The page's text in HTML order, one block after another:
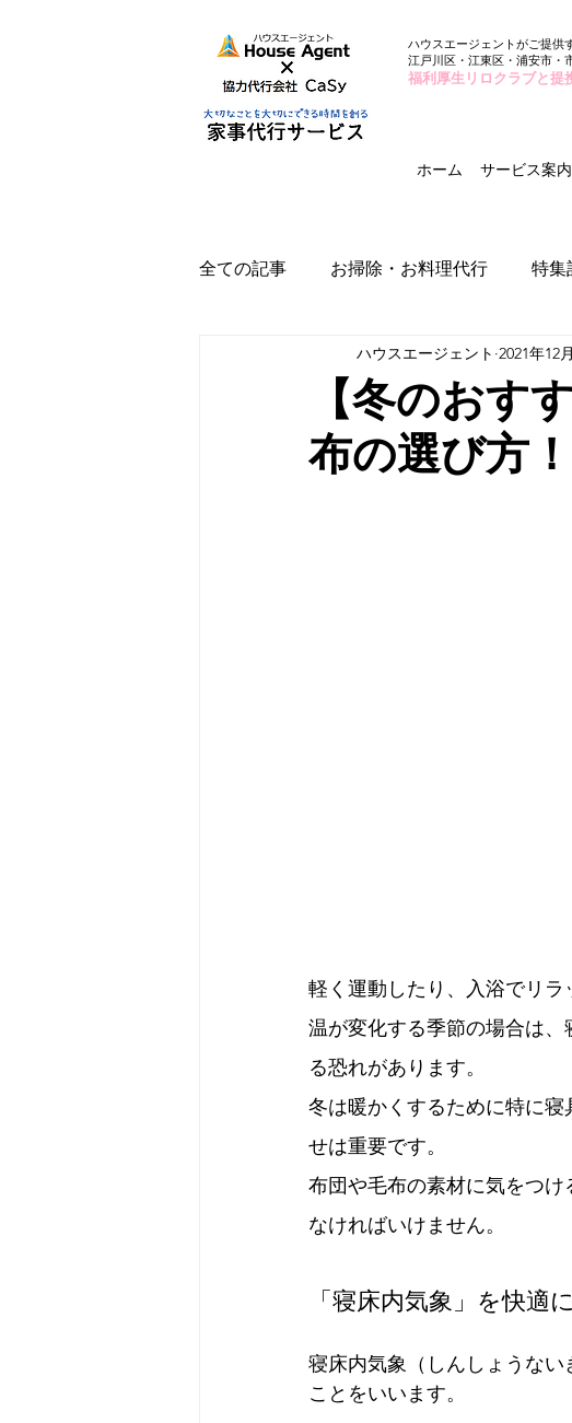
ハウスエージェントがご提供
江戸川区・江東区・浦安市・
福利厚生リロクラブと提
ホーム サービス案内
全ての記事 お掃除・お料理代行 特集
【冬のおす
布の選び方！
ハウスエージェント 2021年12
軽く運動したり、入浴でリ
温が変化する季節の場合は
る恐れがあります。
冬は暖かくするために特に
せは重要です。
布団や毛布の素材に気をつ
なければいけません。
「寝床内気象」を快適
寝床内気象（しんしょうな
ことをいいます。